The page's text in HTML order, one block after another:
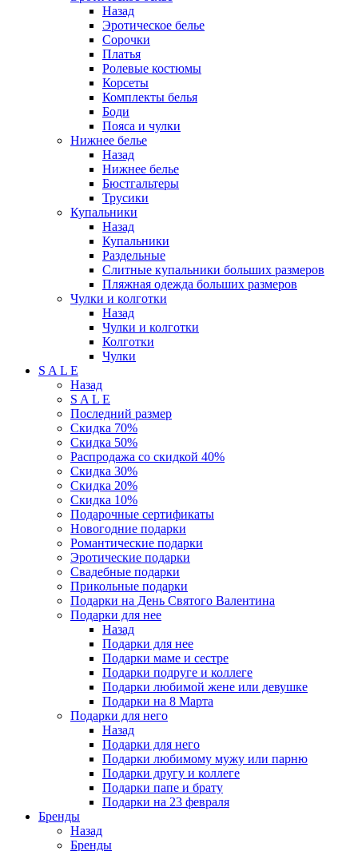
Назад
Эротическое белье
Сорочки
Платья
Ролевые костюмы
Корсеты
Комплекты белья
Боди
Пояса и чулки
Нижнее белье
Назад
Нижнее белье
Бюстгальтеры
Трусики
Купальники
Назад
Купальники
Раздельные
Слитные купальники больших размеров
Пляжная одежда больших размеров
Чулки и колготки
Назад
Чулки и колготки
Колготки
Чулки
S A L E
Назад
S A L E
Последний размер
Скидка 70%
Скидка 50%
Распродажа со скидкой 40%
Скидка 30%
Скидка 20%
Скидка 10%
Подарочные сертификаты
Новогодние подарки
Романтические подарки
Эротические подарки
Свадебные подарки
Прикольные подарки
Подарки на День Святого Валентина
Подарки для нее
Назад
Подарки для нее
Подарки маме и сестре
Подарки подруге и коллеге
Подарки любимой жене или девушке
Подарки на 8 Марта
Подарки для него
Назад
Подарки для него
Подарки любимому мужу или парню
Подарки другу и коллеге
Подарки папе и брату
Подарки на 23 февраля
Бренды
Назад
Бренды